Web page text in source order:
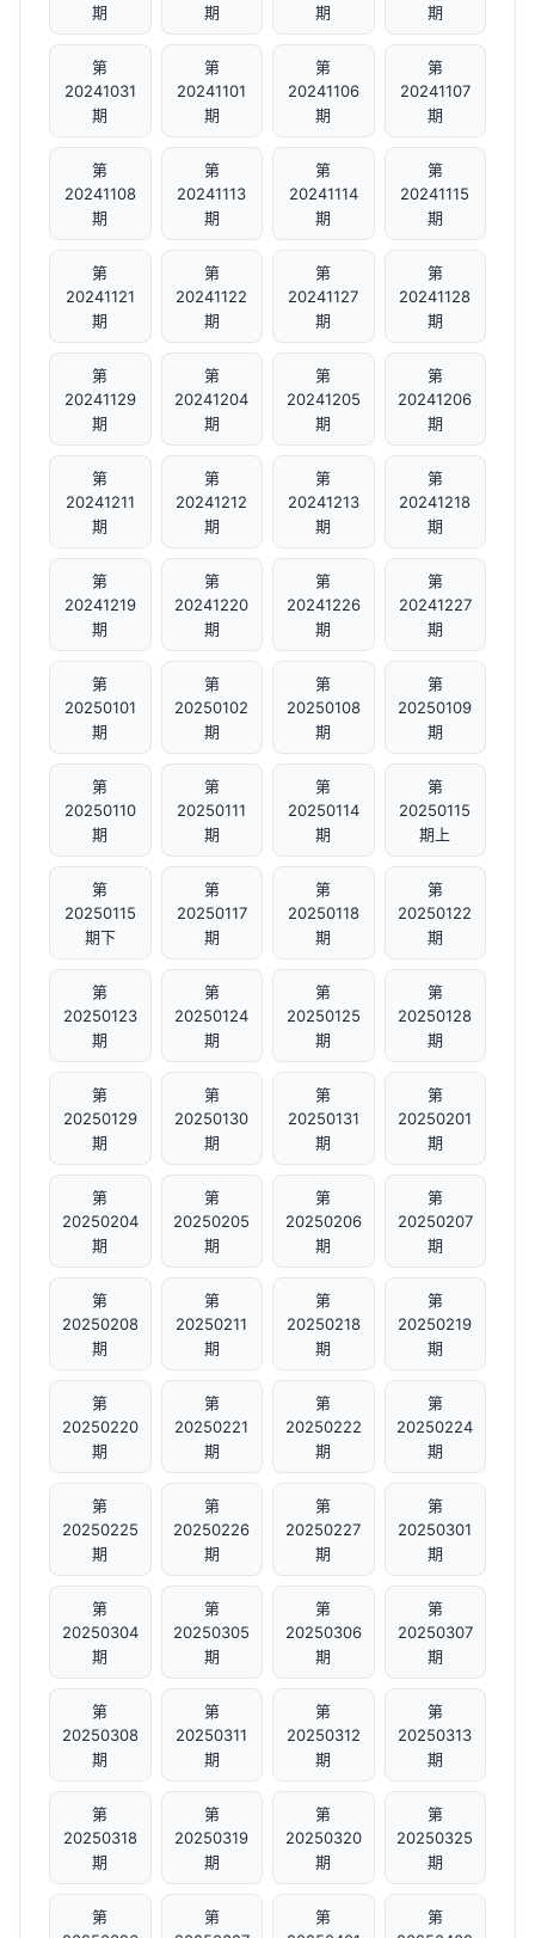
期
期
期
期
第
20241031
期
第
20241101
期
第
20241106
期
第
20241107
期
第
20241108
期
第
20241113
期
第
20241114
期
第
20241115
期
第
20241121
期
第
20241122
期
第
20241127
期
第
20241128
期
第
20241129
期
第
20241204
期
第
20241205
期
第
20241206
期
第
20241211
期
第
20241212
期
第
20241213
期
第
20241218
期
第
20241219
期
第
20241220
期
第
20241226
期
第
20241227
期
第
20250101
期
第
20250102
期
第
20250108
期
第
20250109
期
第
20250110
期
第
20250111
期
第
20250114
期
第
20250115
期上
第
20250115
期下
第
20250117
期
第
20250118
期
第
20250122
期
第
20250123
期
第
20250124
期
第
20250125
期
第
20250128
期
第
20250129
期
第
20250130
期
第
20250131
期
第
20250201
期
第
20250204
期
第
20250205
期
第
20250206
期
第
20250207
期
第
20250208
期
第
20250211
期
第
20250218
期
第
20250219
期
第
20250220
期
第
20250221
期
第
20250222
期
第
20250224
期
第
20250225
期
第
20250226
期
第
20250227
期
第
20250301
期
第
20250304
期
第
20250305
期
第
20250306
期
第
20250307
期
第
20250308
期
第
20250311
期
第
20250312
期
第
20250313
期
第
20250318
期
第
20250319
期
第
20250320
期
第
20250325
期
第
第
第
第